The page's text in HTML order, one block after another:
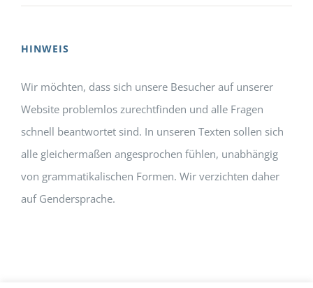
HINWEIS
Wir möchten, dass sich unsere Besucher auf unserer
Website problemlos zurechtfinden und alle Fragen
schnell beantwortet sind. In unseren Texten sollen sich
alle gleichermaßen angesprochen fühlen, unabhängig
von grammatikalischen Formen. Wir verzichten daher
auf Gendersprache.